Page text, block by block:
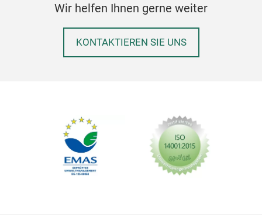
Wir helfen Ihnen gerne weiter
KONTAKTIEREN SIE UNS